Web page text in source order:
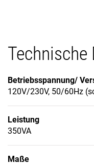
Technische
Betriebsspannung/
120V/230V, 50/60Hz
Leistung
350VA
Maße